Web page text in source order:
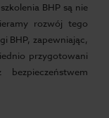
BHP są nie
rozwój tego
BHP, zapewniając,
przygotowani